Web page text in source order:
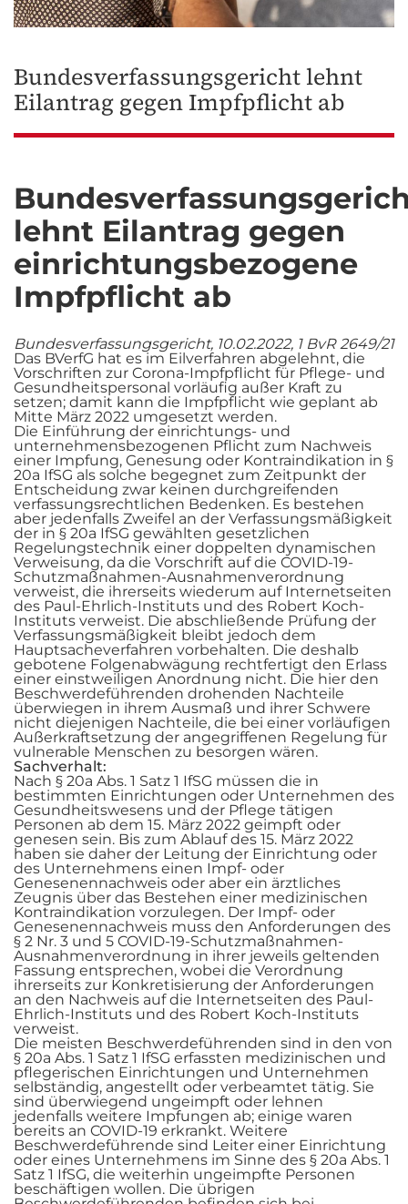
Bundesverfassungsgericht lehnt
Eilantrag gegen Impfpflicht ab
lehnt Eilantrag gegen
einrichtungsbezogene
Impfpflicht ab
Bundesverfassungsgericht, 10.02.2022, 1 BvR 2649/21
Das BVerfG hat es im Eilverfahren abgelehnt, die
Vorschriften zur Corona-Impfpflicht für Pflege- und
Gesundheitspersonal vorläufig außer Kraft zu
setzen; damit kann die Impfpflicht wie geplant ab
Mitte März 2022 umgesetzt werden.
Die Einführung der einrichtungs- und
unternehmensbezogenen Pflicht zum Nachweis
einer Impfung, Genesung oder Kontraindikation in §
20a IfSG als solche begegnet zum Zeitpunkt der
Entscheidung zwar keinen durchgreifenden
verfassungsrechtlichen Bedenken. Es bestehen
aber jedenfalls Zweifel an der Verfassungsmäßigkeit
der in § 20a IfSG gewählten gesetzlichen
Regelungstechnik einer doppelten dynamischen
Verweisung, da die Vorschrift auf die COVID-19-
Schutzmaßnahmen-Ausnahmenverordnung
verweist, die ihrerseits wiederum auf Internetseiten
des Paul-Ehrlich-Instituts und des Robert Koch-
Instituts verweist. Die abschließende Prüfung der
Verfassungsmäßigkeit bleibt jedoch dem
Hauptsacheverfahren vorbehalten. Die deshalb
gebotene Folgenabwägung rechtfertigt den Erlass
einer einstweiligen Anordnung nicht. Die hier den
Beschwerdeführenden drohenden Nachteile
überwiegen in ihrem Ausmaß und ihrer Schwere
nicht diejenigen Nachteile, die bei einer vorläufigen
Außerkraftsetzung der angegriffenen Regelung für
vulnerable Menschen zu besorgen wären.
Sachverhalt:
Nach § 20a Abs. 1 Satz 1 IfSG müssen die in
bestimmten Einrichtungen oder Unternehmen des
Gesundheitswesens und der Pflege tätigen
Personen ab dem 15. März 2022 geimpft oder
genesen sein. Bis zum Ablauf des 15. März 2022
haben sie daher der Leitung der Einrichtung oder
des Unternehmens einen Impf- oder
Genesenennachweis oder aber ein ärztliches
Zeugnis über das Bestehen einer medizinischen
Kontraindikation vorzulegen. Der Impf- oder
Genesenennachweis muss den Anforderungen des
§ 2 Nr. 3 und 5 COVID-19-Schutzmaßnahmen-
Ausnahmenverordnung in ihrer jeweils geltenden
Fassung entsprechen, wobei die Verordnung
ihrerseits zur Konkretisierung der Anforderungen
an den Nachweis auf die Internetseiten des Paul-
Ehrlich-Instituts und des Robert Koch-Instituts
verweist.
Die meisten Beschwerdeführenden sind in den von
§ 20a Abs. 1 Satz 1 IfSG erfassten medizinischen und
pflegerischen Einrichtungen und Unternehmen
selbständig, angestellt oder verbeamtet tätig. Sie
sind überwiegend ungeimpft oder lehnen
jedenfalls weitere Impfungen ab; einige waren
bereits an COVID-19 erkrankt. Weitere
Beschwerdeführende sind Leiter einer Einrichtung
oder eines Unternehmens im Sinne des § 20a Abs. 1
Satz 1 IfSG, die weiterhin ungeimpfte Personen
beschäftigen wollen. Die übrigen